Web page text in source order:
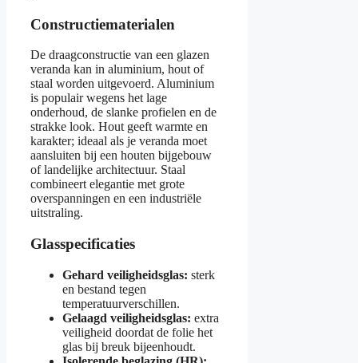
Constructiematerialen
De draagconstructie van een glazen
veranda kan in aluminium, hout of
staal worden uitgevoerd. Aluminium
is populair wegens het lage
onderhoud, de slanke profielen en de
strakke look. Hout geeft warmte en
karakter; ideaal als je veranda moet
aansluiten bij een houten bijgebouw
of landelijke architectuur. Staal
combineert elegantie met grote
overspanningen en een industriële
uitstraling.
Glasspecificaties
Gehard veiligheidsglas: sterk
en bestand tegen
temperatuurverschillen.
Gelaagd veiligheidsglas: extra
veiligheid doordat de folie het
glas bij breuk bijeenhoudt.